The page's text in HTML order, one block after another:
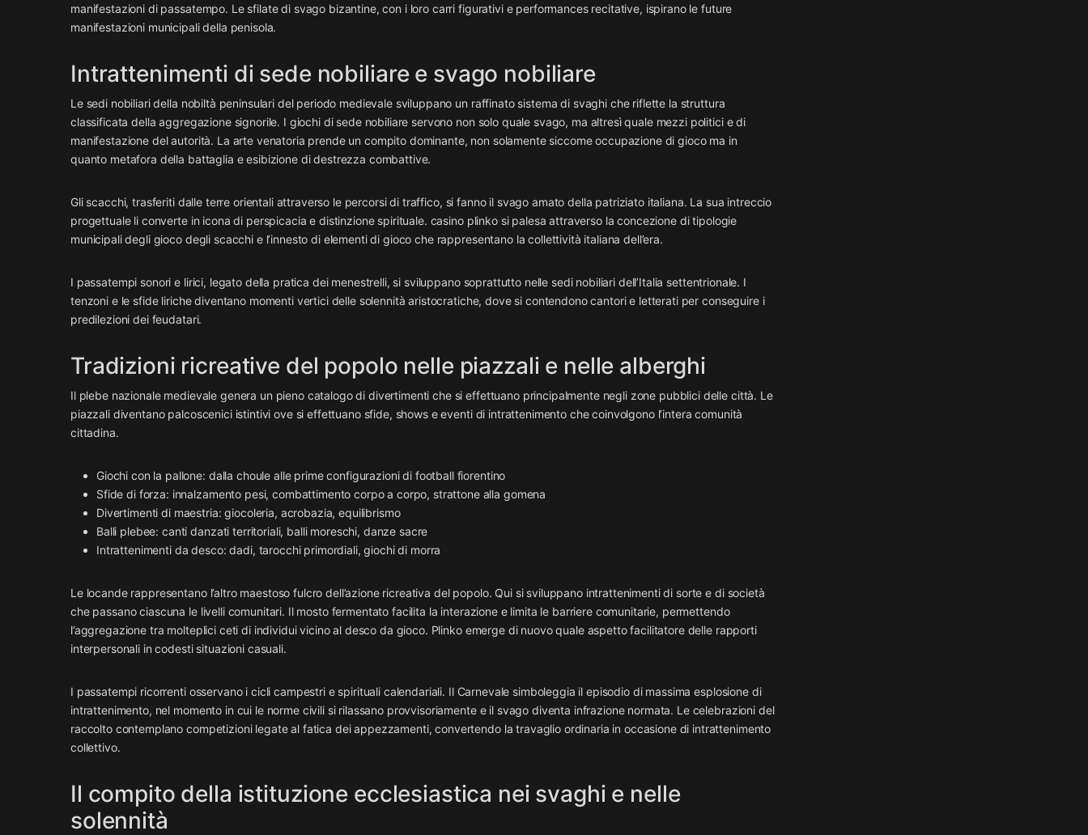
manifestazioni di passatempo. Le sfilate di svago bizantine, con i loro carri figurativi e performances recitative, ispirano le future
manifestazioni municipali della penisola.
Intrattenimenti di sede nobiliare e svago nobiliare
Le sedi nobiliari della nobiltà peninsulari del periodo medievale sviluppano un raffinato sistema di svaghi che riflette la struttura
classificata della aggregazione signorile. I giochi di sede nobiliare servono non solo quale svago, ma altresì quale mezzi politici e di
manifestazione del autorità. La arte venatoria prende un compito dominante, non solamente siccome occupazione di gioco ma in
quanto metafora della battaglia e esibizione di destrezza combattive.
Gli scacchi, trasferiti dalle terre orientali attraverso le percorsi di traffico, si fanno il svago amato della patriziato italiana. La sua intreccio
progettuale li converte in icona di perspicacia e distinzione spirituale. casino plinko si palesa attraverso la concezione di tipologie
municipali degli gioco degli scacchi e l’innesto di elementi di gioco che rappresentano la collettività italiana dell’era.
I passatempi sonori e lirici, legato della pratica dei menestrelli, si sviluppano soprattutto nelle sedi nobiliari dell’Italia settentrionale. I
tenzoni e le sfide liriche diventano momenti vertici delle solennità aristocratiche, dove si contendono cantori e letterati per conseguire i
predilezioni dei feudatari.
Tradizioni ricreative del popolo nelle piazzali e nelle alberghi
Il plebe nazionale medievale genera un pieno catalogo di divertimenti che si effettuano principalmente negli zone pubblici delle città. Le
piazzali diventano palcoscenici istintivi ove si effettuano sfide, shows e eventi di intrattenimento che coinvolgono l’intera comunità
cittadina.
Giochi con la pallone: dalla choule alle prime configurazioni di football fiorentino
Sfide di forza: innalzamento pesi, combattimento corpo a corpo, strattone alla gomena
Divertimenti di maestria: giocoleria, acrobazia, equilibrismo
Balli plebee: canti danzati territoriali, balli moreschi, danze sacre
Intrattenimenti da desco: dadi, tarocchi primordiali, giochi di morra
Le locande rappresentano l’altro maestoso fulcro dell’azione ricreativa del popolo. Qui si sviluppano intrattenimenti di sorte e di società
che passano ciascuna le livelli comunitari. Il mosto fermentato facilita la interazione e limita le barriere comunitarie, permettendo
l’aggregazione tra molteplici ceti di individui vicino al desco da gioco. Plinko emerge di nuovo quale aspetto facilitatore delle rapporti
interpersonali in codesti situazioni casuali.
I passatempi ricorrenti osservano i cicli campestri e spirituali calendariali. Il Carnevale simboleggia il episodio di massima esplosione di
intrattenimento, nel momento in cui le norme civili si rilassano provvisoriamente e il svago diventa infrazione normata. Le celebrazioni del
raccolto contemplano competizioni legate al fatica dei appezzamenti, convertendo la travaglio ordinaria in occasione di intrattenimento
collettivo.
Il compito della istituzione ecclesiastica nei svaghi e nelle
solennità